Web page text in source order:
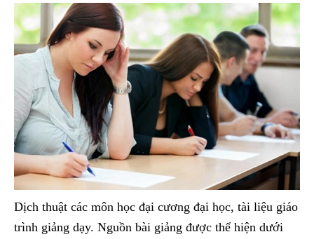
Dịch thuật các môn học đại cương đại học, tài liệu giáo
trình giảng dạy. Nguồn bài giảng được thể hiện dưới